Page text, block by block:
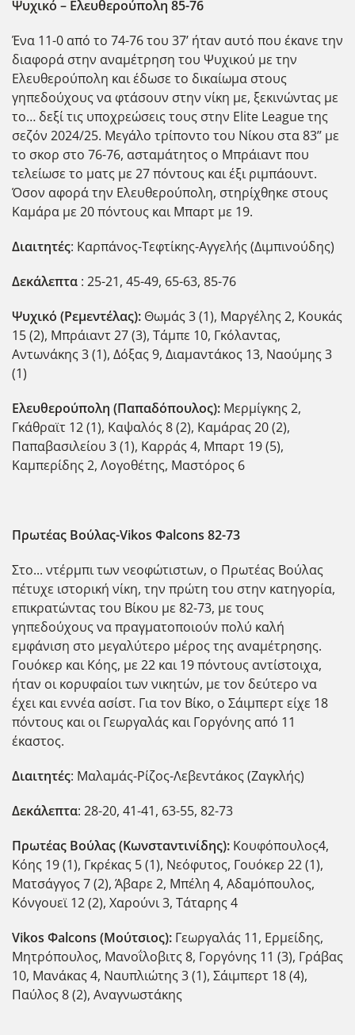
Ψυχικό – Ελευθερούπολη 85-76
Ένα 11-0 από το 74-76 του 37’ ήταν αυτό που έκανε την
διαφορά στην αναμέτρηση του Ψυχικού με την
Ελευθερούπολη και έδωσε το δικαίωμα στους
γηπεδούχους να φτάσουν στην νίκη με, ξεκινώντας με
το… δεξί τις υποχρεώσεις τους στην Elite League της
σεζόν 2024/25. Μεγάλο τρίποντο του Νίκου στα 83’’ με
το σκορ στο 76-76, ασταμάτητος ο Μπράιαντ που
τελείωσε το ματς με 27 πόντους και έξι ριμπάουντ.
Όσον αφορά την Ελευθερούπολη, στηρίχθηκε στους
Καμάρα με 20 πόντους και Μπαρτ με 19.
Διαιτητές: Καρπάνος-Τεφτίκης-Αγγελής (Διμπινούδης)
Δεκάλεπτα : 25-21, 45-49, 65-63, 85-76
Ψυχικό (Ρεμεντέλας): Θωμάς 3 (1), Μαργέλης 2, Κουκάς
15 (2), Μπράιαντ 27 (3), Τάμπε 10, Γκόλαντας,
Αντωνάκης 3 (1), Δόξας 9, Διαμαντάκος 13, Ναούμης 3
(1)
Ελευθερούπολη (Παπαδόπουλος): Μερμίγκης 2,
Γκάθραϊτ 12 (1), Καψαλός 8 (2), Καμάρας 20 (2),
Παπαβασιλείου 3 (1), Καρράς 4, Μπαρτ 19 (5),
Καμπερίδης 2, Λογοθέτης, Μαστόρος 6
Πρωτέας Βούλας-Vikos Φalcons 82-73
Στο... ντέρμπι των νεοφώτιστων, ο Πρωτέας Βούλας
πέτυχε ιστορική νίκη, την πρώτη του στην κατηγορία,
επικρατώντας του Βίκου με 82-73, με τους
γηπεδούχους να πραγματοποιούν πολύ καλή
εμφάνιση στο μεγαλύτερο μέρος της αναμέτρησης.
Γουόκερ και Κόης, με 22 και 19 πόντους αντίστοιχα,
ήταν οι κορυφαίοι των νικητών, με τον δεύτερο να
έχει και εννέα ασίστ. Για τον Βίκο, ο Σάιμπερτ είχε 18
πόντους και οι Γεωργαλάς και Γοργόνης από 11
έκαστος.
Διαιτητές: Μαλαμάς-Ρίζος-Λεβεντάκος (Ζαγκλής)
Δεκάλεπτα: 28-20, 41-41, 63-55, 82-73
Πρωτέας Βούλας (Κωνσταντινίδης): Κουφόπουλος4,
Κόης 19 (1), Γκρέκας 5 (1), Νεόφυτος, Γουόκερ 22 (1),
Ματσάγγος 7 (2), Άβαρε 2, Μπέλη 4, Αδαμόπουλος,
Κόνγουεϊ 12 (2), Χαρούνι 3, Τάταρης 4
Vikos Φalcons (Μούτσιος): Γεωργαλάς 11, Ερμείδης,
Μητρόπουλος, Μανοΐλοβιτς 8, Γοργόνης 11 (3), Γράβας
10, Μανάκας 4, Ναυπλιώτης 3 (1), Σάιμπερτ 18 (4),
Παύλος 8 (2), Αναγνωστάκης